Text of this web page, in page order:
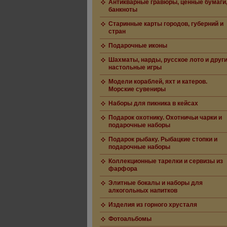
Антикварные гравюры, ценные бумаги,
банкноты
Старинные карты городов, губерний и
стран
Подарочные иконы
Шахматы, нарды, русское лото и
настольные игры
Модели кораблей, яхт и катеров.
Морские сувениры
Наборы для пикника в кейсах
Подарок охотнику. Охотничьи чарки и
подарочные наборы
Подарок рыбаку. Рыбацкие стопки и
подарочные наборы
Коллекционные тарелки и сервизы из
фарфора
Элитные бокалы и наборы для
алкогольных напитков
Изделия из горного хрусталя
Фотоальбомы